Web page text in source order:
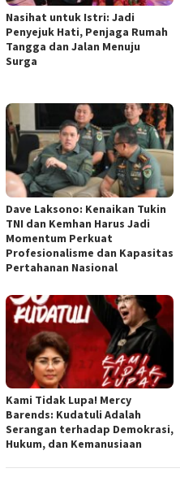
Nasihat untuk Istri: Jadi
Penyejuk Hati, Penjaga Rumah
Tangga dan Jalan Menuju
Surga
Dave Laksono: Kenaikan Tukin
TNI dan Kemhan Harus Jadi
Momentum Perkuat
Profesionalisme dan Kapasitas
Pertahanan Nasional
Kami Tidak Lupa! Mercy
Barends: Kudatuli Adalah
Serangan terhadap Demokrasi,
Hukum, dan Kemanusiaan